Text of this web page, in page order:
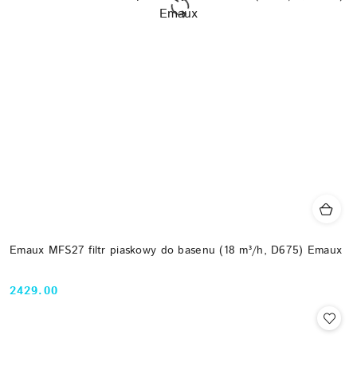
Emaux MFS27 filtr piaskowy do basenu (18 m³/h, D675) Emaux
Cena:
2429.00